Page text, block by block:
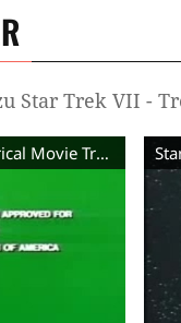
Star Trek VII -
Star Trek Generations Theatrical Movie Trailer